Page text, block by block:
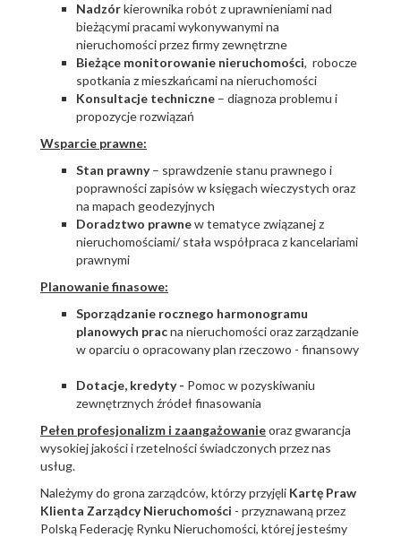
Nadzórkierownika robót z uprawnieniami nad
bieżącymi pracami wykonywanymi na
nieruchomości przez firmy zewnętrzne
Bieżące monitorowanie nieruchomości, robocze
spotkania z mieszkańcami na nieruchomości
Konsultacje techniczne – diagnoza problemu i
propozycje rozwiązań
Wsparcie prawne:
Stan prawny– sprawdzenie stanu prawnego i
poprawności zapisów w księgach wieczystych oraz
na mapach geodezyjnych
Doradztwo prawnew tematyce związanej z
nieruchomościami/ stała współpraca z kancelariami
prawnymi
Planowanie finasowe:
Sporządzanie rocznego harmonogramu
planowych pracna nieruchomości oraz zarządzanie
w oparciu o opracowany plan rzeczowo - finansowy
Dotacje, kredyty - Pomoc w pozyskiwaniu
zewnętrznych źródeł finasowania
Pełen profesjonalizm i zaangażowanieoraz gwarancja
wysokiej jakości i rzetelności świadczonych przez nas
usług.
Należymy do grona zarządców, którzy przyjęli Kartę Praw
Klienta Zarządcy Nieruchomości - przyznawaną przez
Polską Federację Rynku Nieruchomości, której jesteśmy